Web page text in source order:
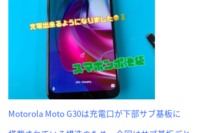
Motorola Moto G30は充電口が下部サブ基板に